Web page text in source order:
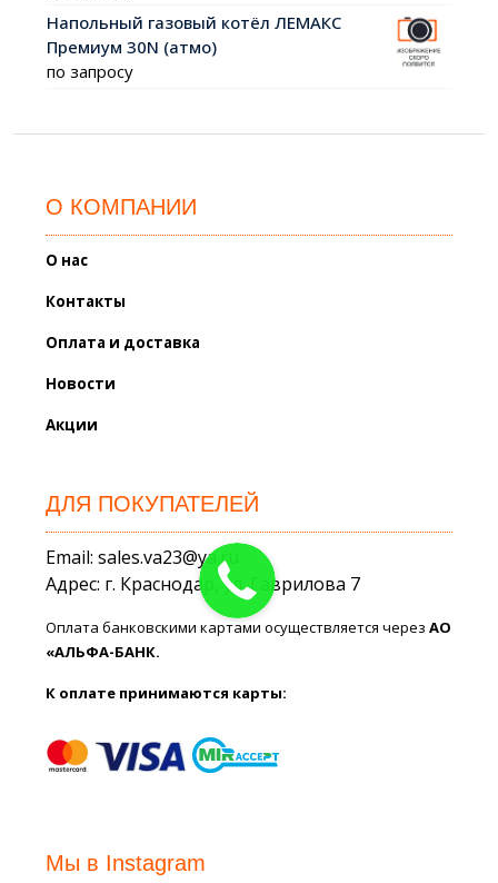
Напольный газовый котёл ЛЕМАКС
Премиум 30N (атмо)
по запросу
О КОМПАНИИ
О нас
Контакты
Оплата и доставка
Новости
Акции
ДЛЯ ПОКУПАТЕЛЕЙ
Email: sales.va23@ya.ru
Адрес: г. Краснодар, ул. Гаврилова 7
Оплата банковскими картами осуществляется черезАО
«АЛЬФА-БАНК.
К оплате принимаются карты:
Мы в Instagram